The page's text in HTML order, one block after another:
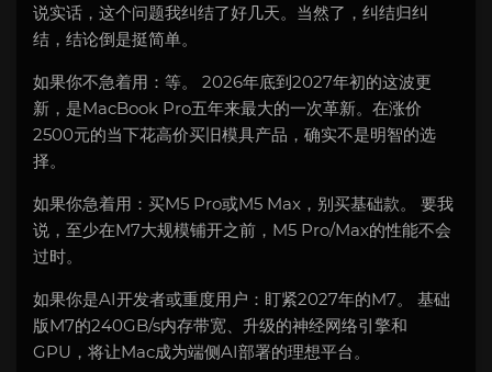
说实话，这个问题我纠结了好几天。当然了，纠结归纠
结，结论倒是挺简单。
如果你不急着用：等。 2026年底到2027年初的这波更
新，是MacBook Pro五年来最大的一次革新。在涨价
2500元的当下花高价买旧模具产品，确实不是明智的选
择。
如果你急着用：买M5 Pro或M5 Max，别买基础款。 要我
说，至少在M7大规模铺开之前，M5 Pro/Max的性能不会
过时。
如果你是AI开发者或重度用户：盯紧2027年的M7。 基础
版M7的240GB/s内存带宽、升级的神经网络引擎和
GPU，将让Mac成为端侧AI部署的理想平台。